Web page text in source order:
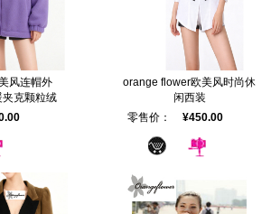
风连帽外
克颗粒绒
orange flower欧美风时尚休
闲西装
零售价：
¥450.00